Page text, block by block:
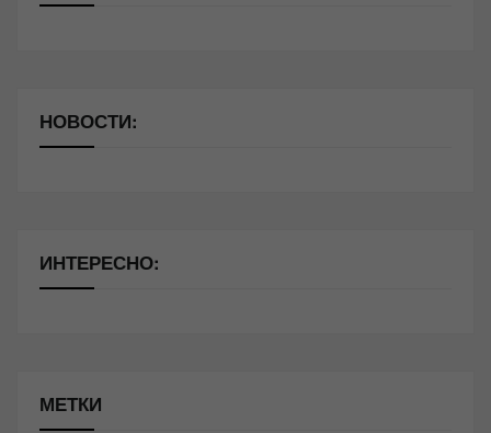
НОВОСТИ:
ИНТЕРЕСНО:
МЕТКИ